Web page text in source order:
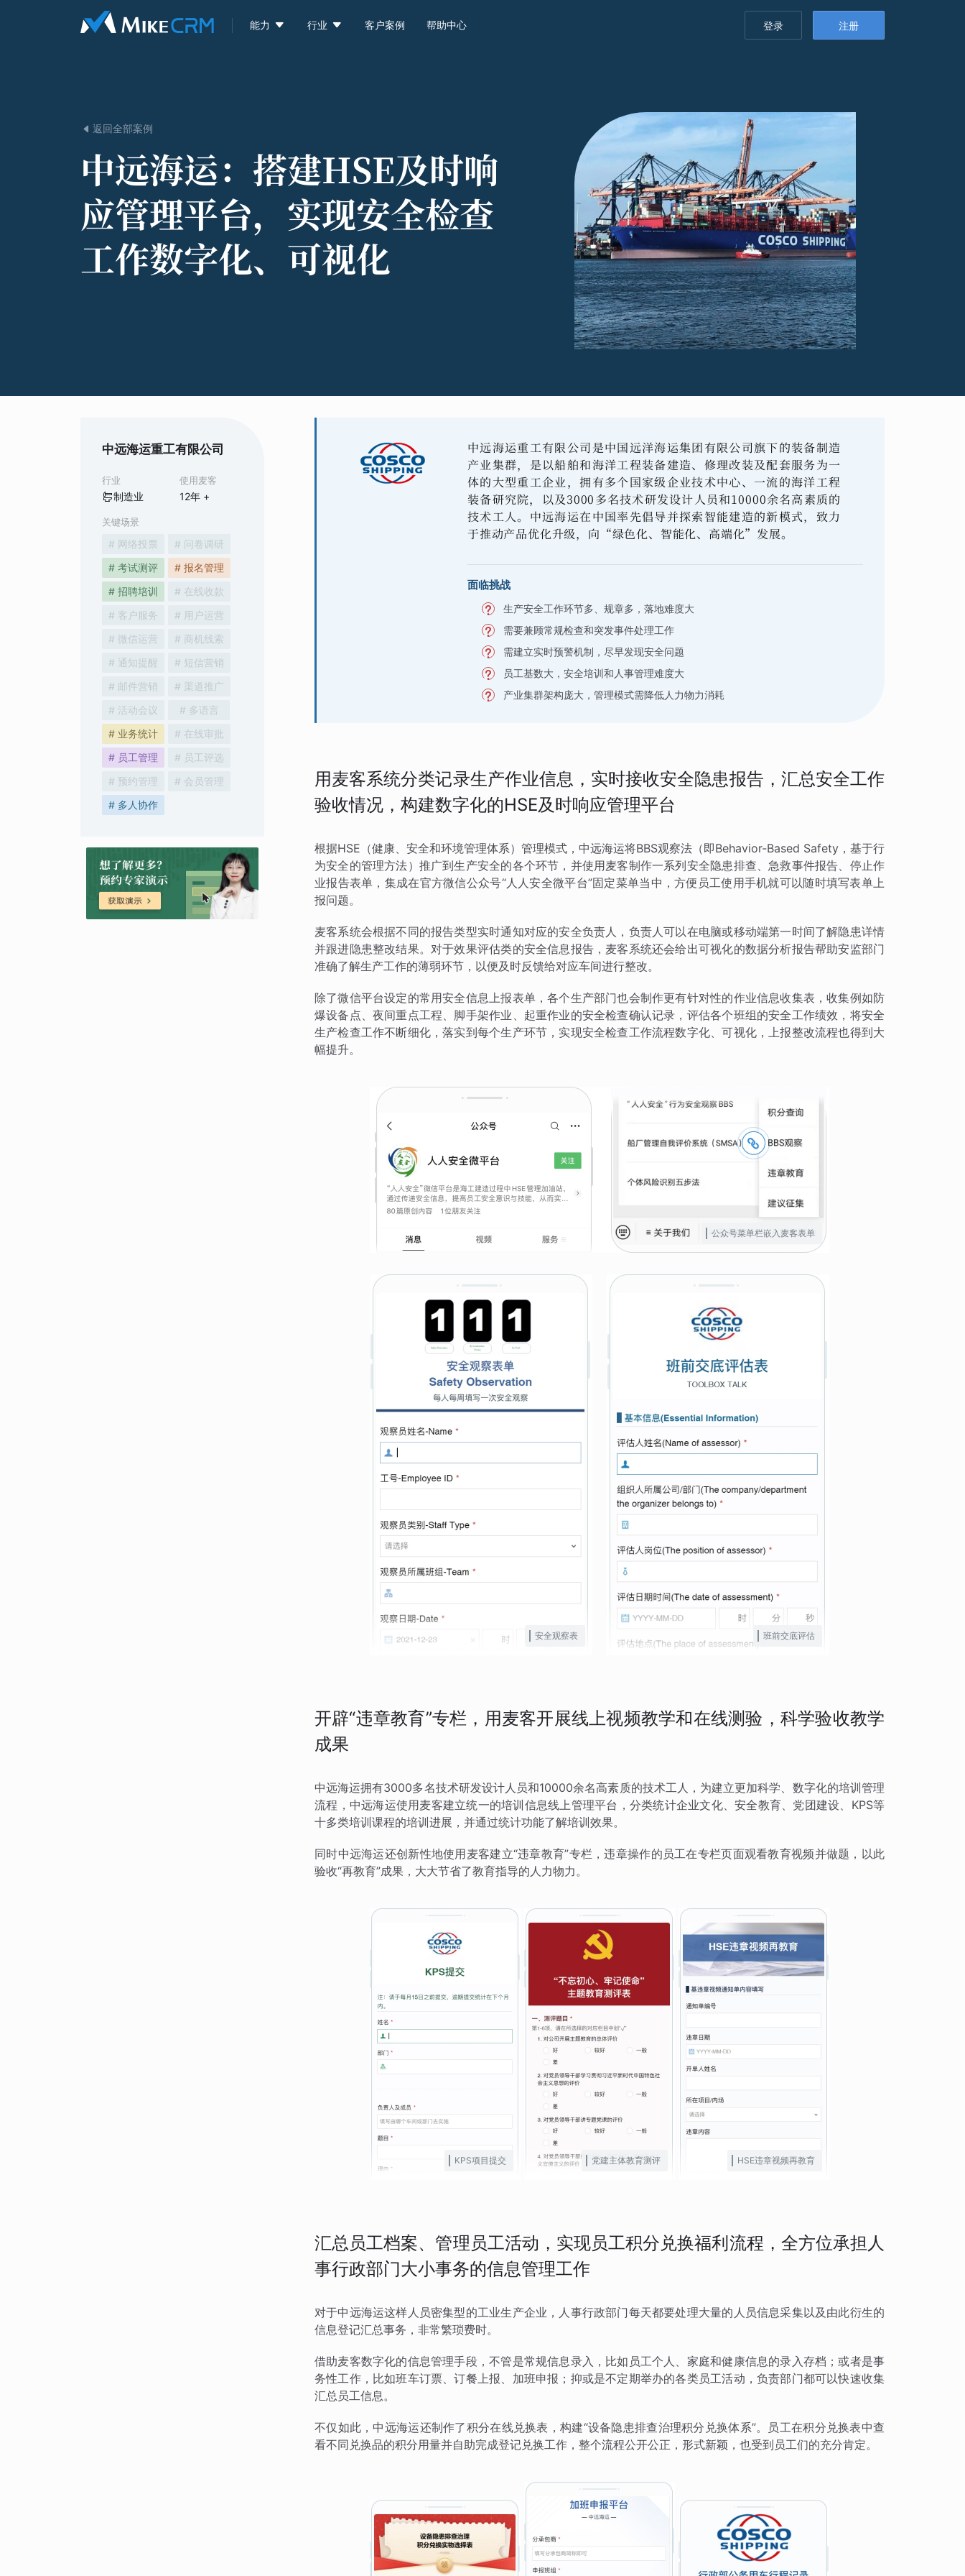
能力  行业  客户案例 帮助中心 登录 注册
 返回全部案例
中远海运： 搭建HSE及时响
应管理平台，实现安全检查
工作数字化、可视化
中远海运重工有限公司
行业
制造业
使用麦客
12年 +
关键场景
# 网络投票
# 问卷调研
# 考试测评
# 报名管理
# 招聘培训
# 在线收款
# 客户服务
# 用户运营
# 微信运营
# 商机线索
# 通知提醒
# 短信营销
# 邮件营销
# 渠道推广
# 活动会议
# 多语言
# 业务统计
# 在线审批
# 员工管理
# 员工评选
# 预约管理
# 会员管理
# 多人协作
中远海运重工有限公司是中国远洋海运集团有限公司旗下的装备制造
产业集群，是以船舶和海洋工程装备建造、修理改装及配套服务为一
体的大型重工企业，拥有多个国家级企业技术中心、一流的海洋工程
装备研究院，以及3000多名技术研发设计人员和10000余名高素质的
技术工人。中远海运在中国率先倡导并探索智能建造的新模式，致力
于推动产品优化升级，向“绿色化、智能化、高端化”发展。
面临挑战
生产安全工作环节多、规章多，落地难度大
需要兼顾常规检查和突发事件处理工作
需建立实时预警机制，尽早发现安全问题
员工基数大，安全培训和人事管理难度大
产业集群架构庞大，管理模式需降低人力物力消耗
用麦客系统分类记录生产作业信息，实时接收安全隐患报告，汇总安全工作
验收情况，构建数字化的HSE及时响应管理平台
根据HSE（健康、安全和环境管理体系）管理模式，中远海运将BBS观察法（即Behavior-Based Safety，基于行
为安全的管理方法）推广到生产安全的各个环节，并使用麦客制作一系列安全隐患排查、急救事件报告、停止作
业报告表单，集成在官方微信公众号“人人安全微平台”固定菜单当中，方便员工使用手机就可以随时填写表单上
报问题。
麦客系统会根据不同的报告类型实时通知对应的安全负责人，负责人可以在电脑或移动端第一时间了解隐患详情
并跟进隐患整改结果。对于效果评估类的安全信息报告，麦客系统还会给出可视化的数据分析报告帮助安监部门
准确了解生产工作的薄弱环节，以便及时反馈给对应车间进行整改。
除了微信平台设定的常用安全信息上报表单，各个生产部门也会制作更有针对性的作业信息收集表，收集例如防
爆设备点、夜间重点工程、脚手架作业、起重作业的安全检查确认记录，评估各个班组的安全工作绩效，将安全
生产检查工作不断细化，落实到每个生产环节，实现安全检查工作流程数字化、可视化，上报整改流程也得到大
幅提升。
公众号菜单栏嵌入麦客表单
安全观察表 班前交底评估
开辟“违章教育”专栏，用麦客开展线上视频教学和在线测验，科学验收教学
成果
中远海运拥有3000多名技术研发设计人员和10000余名高素质的技术工人，为建立更加科学、数字化的培训管理
流程，中远海运使用麦客建立统一的培训信息线上管理平台，分类统计企业文化、安全教育、党团建设、KPS等
十多类培训课程的培训进展，并通过统计功能了解培训效果。
同时中远海运还创新性地使用麦客建立“违章教育”专栏，违章操作的员工在专栏页面观看教育视频并做题，以此
验收“再教育”成果，大大节省了教育指导的人力物力。
KPS项目提交 党建主体教育测评 HSE违章视频再教育
汇总员工档案、管理员工活动，实现员工积分兑换福利流程，全方位承担人
事行政部门大小事务的信息管理工作
对于中远海运这样人员密集型的工业生产企业，人事行政部门每天都要处理大量的人员信息采集以及由此衍生的
信息登记汇总事务，非常繁琐费时。
借助麦客数字化的信息管理手段，不管是常规信息录入，比如员工个人、家庭和健康信息的录入存档；或者是事
务性工作，比如班车订票、订餐上报、加班申报；抑或是不定期举办的各类员工活动，负责部门都可以快速收集
汇总员工信息。
不仅如此，中远海运还制作了积分在线兑换表，构建“设备隐患排查治理积分兑换体系”。员工在积分兑换表中查
看不同兑换品的积分用量并自助完成登记兑换工作，整个流程公开公正，形式新颖，也受到员工们的充分肯定。